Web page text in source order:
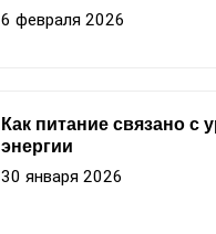
6 февраля 2026
Как питание связано с
энергии
30 января 2026